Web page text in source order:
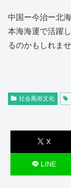
中国ー今治ー北
本海海運で活躍
るのかもしれませ
社会風俗文化
X
LINE